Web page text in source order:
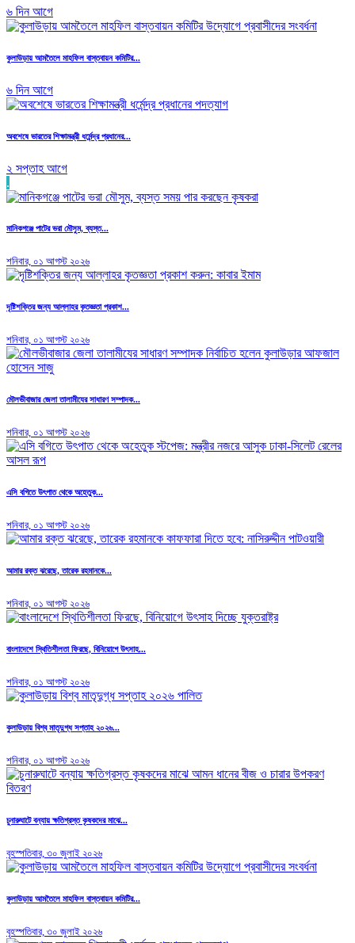
৬ দিন আগে
কুলাউড়ায় আমতৈলে মাহফিল বাস্তবায়ন কমিটির...
৬ দিন আগে
অবশেষে ভারতের শিক্ষামন্ত্রী ধর্মেন্দ্র প্রধানের...
২ সপ্তাহ আগে
.
মানিকগঞ্জে পাটের ভরা মৌসুম, ব্যস্ত...
শনিবার, ০১ আগস্ট ২০২৬
দৃষ্টিশক্তির জন্য আল্লাহর কৃতজ্ঞতা প্রকাশ...
শনিবার, ০১ আগস্ট ২০২৬
মৌলভীবাজার জেলা তালামীযের সাধারণ সম্পাদক...
শনিবার, ০১ আগস্ট ২০২৬
এসি বগিতে উৎপাত থেকে অহেতুক...
শনিবার, ০১ আগস্ট ২০২৬
আমার রক্ত ঝরেছে, তারেক রহমানকে...
শনিবার, ০১ আগস্ট ২০২৬
বাংলাদেশে স্থিতিশীলতা ফিরছে, বিনিয়োগে উৎসাহ...
শনিবার, ০১ আগস্ট ২০২৬
কুলাউড়ায় বিশ্ব মাতৃদুগ্ধ সপ্তাহ ২০২৬...
শনিবার, ০১ আগস্ট ২০২৬
চুনারুঘাটে বন্যায় ক্ষতিগ্রস্ত কৃষকদের মাঝে...
বৃহস্পতিবার, ৩০ জুলাই ২০২৬
কুলাউড়ায় আমতৈলে মাহফিল বাস্তবায়ন কমিটির...
বৃহস্পতিবার, ৩০ জুলাই ২০২৬